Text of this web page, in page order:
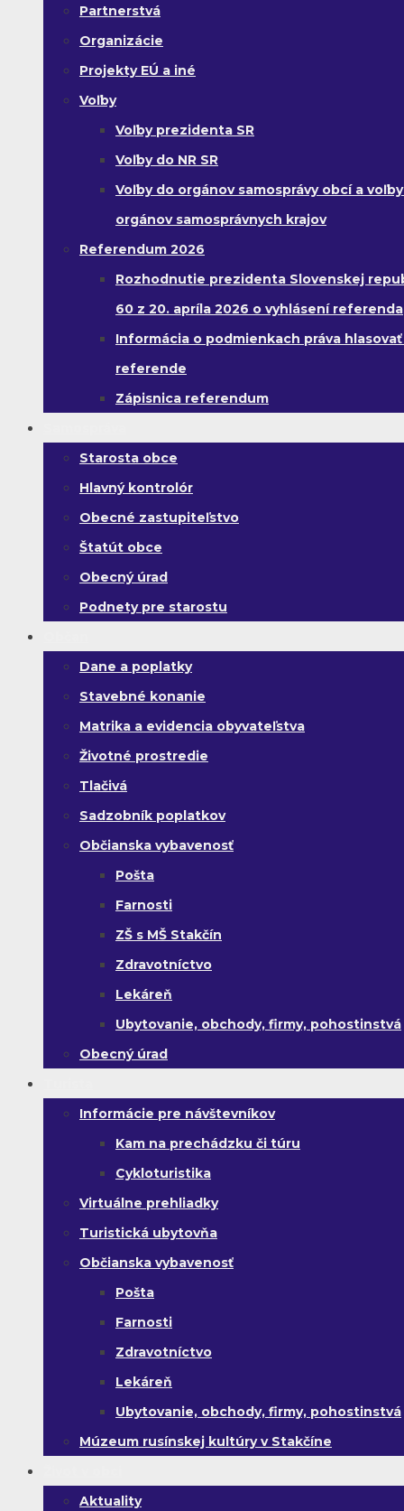
Partnerstvá
Organizácie
Projekty EÚ a iné
Voľby
Voľby prezidenta SR
Voľby do NR SR
Voľby do orgánov samosprávy obcí a
orgánov samosprávnych krajov
Referendum 2026
Rozhodnutie prezidenta Slovenskej
60 z 20. apríla 2026 o vyhlásení referenda
Informácia o podmienkach práva hlasovať
referende
Zápisnica referendum
Starosta obce
Hlavný kontrolór
Obecné zastupiteľstvo
Štatút obce
Obecný úrad
Podnety pre starostu
Dane a poplatky
Stavebné konanie
Matrika a evidencia obyvateľstva
Životné prostredie
Tlačivá
Sadzobník poplatkov
Občianska vybavenosť
Pošta
Farnosti
ZŠ s MŠ Stakčín
Zdravotníctvo
Lekáreň
Ubytovanie, obchody, firmy, pohostinstvá
Obecný úrad
Informácie pre návštevníkov
Kam na prechádzku či túru
Cykloturistika
Virtuálne prehliadky
Turistická ubytovňa
Občianska vybavenosť
Pošta
Farnosti
Zdravotníctvo
Lekáreň
Ubytovanie, obchody, firmy, pohostinstvá
Múzeum rusínskej kultúry v Stakčíne
Aktuality